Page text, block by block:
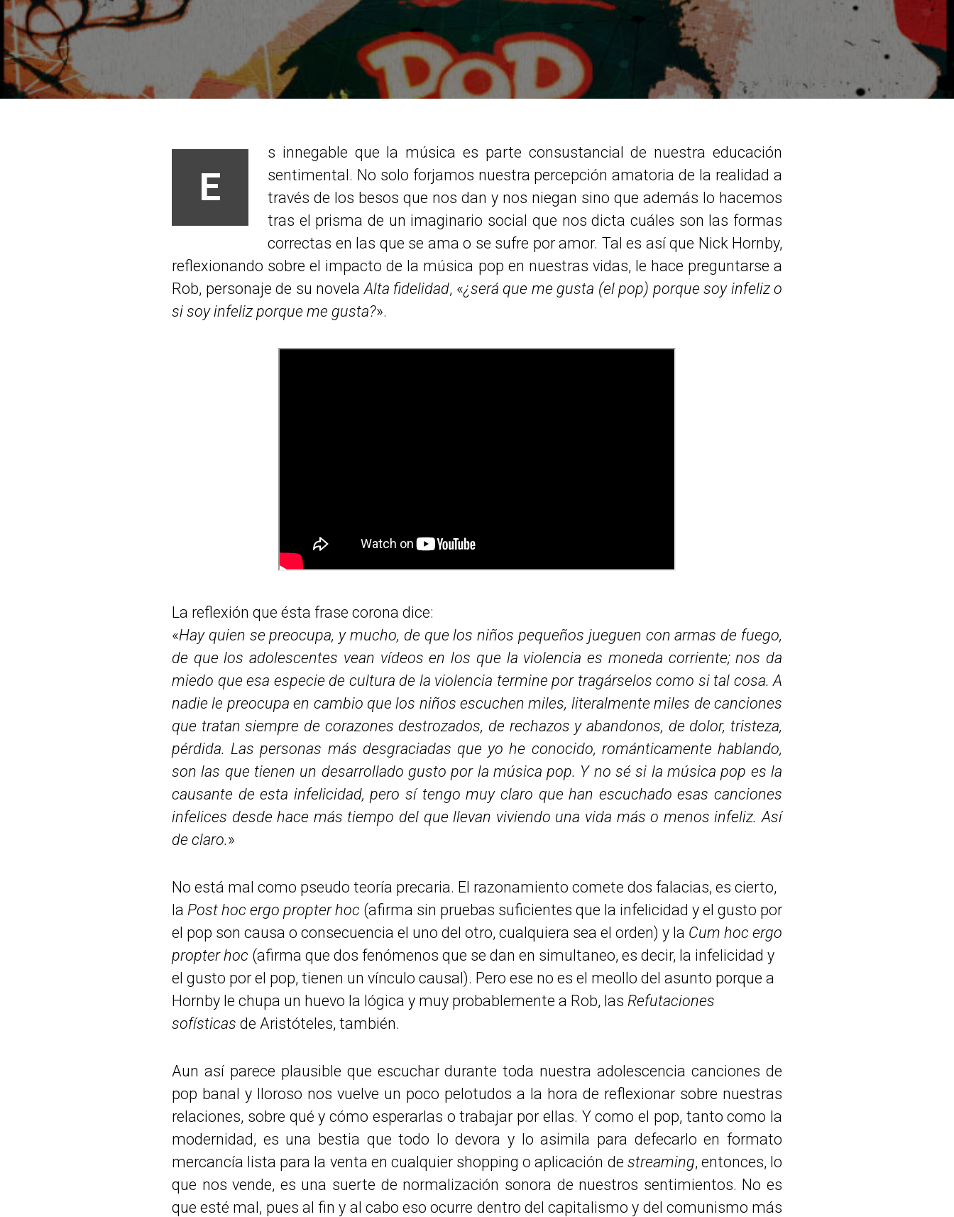
E
s innegable que la música es parte consustancial de nuestra educación
sentimental. No solo forjamos nuestra percepción amatoria de la realidad a
través de los besos que nos dan y nos niegan sino que además lo hacemos
tras el prisma de un imaginario social que nos dicta cuáles son las formas
correctas en las que se ama o se sufre por amor. Tal es así que Nick Hornby,
reflexionando sobre el impacto de la música pop en nuestras vidas, le hace preguntarse a
Rob, personaje de su novelaAlta fidelidad, «¿será que me gusta (el pop) porque soy infeliz o
si soy infeliz porque me gusta?».
La reflexión que ésta frase corona dice:
«Hay quien se preocupa, y mucho, de que los niños pequeños jueguen con armas de fuego,
de que los adolescentes vean vídeos en los que la violencia es moneda corriente; nos da
miedo que esa especie de cultura de la violencia termine por tragárselos como si tal cosa. A
nadie le preocupa en cambio que los niños escuchen miles, literalmente miles de canciones
que tratan siempre de corazones destrozados, de rechazos y abandonos, de dolor, tristeza,
pérdida. Las personas más desgraciadas que yo he conocido, románticamente hablando,
son las que tienen un desarrollado gusto por la música pop. Y no sé si la música pop es la
causante de esta infelicidad, pero sí tengo muy claro que han escuchado esas canciones
infelices desde hace más tiempo del que llevan viviendo una vida más o menos infeliz. Así
de claro.»
No está mal como pseudo teoría precaria. El razonamiento comete dos falacias, es cierto,
la Post hoc ergo propter hoc (afirma sin pruebas suficientes que la infelicidad y el gusto por
el pop son causa o consecuencia el uno del otro, cualquiera sea el orden) y la Cum hoc ergo
propter hoc (afirma que dos fenómenos que se dan en simultaneo, es decir, la infelicidad y
el gusto por el pop, tienen un vínculo causal). Pero ese no es el meollo del asunto porque a
Hornby le chupa un huevo la lógica y muy probablemente a Rob, las Refutaciones
sofísticas de Aristóteles, también.
Aun así parece plausible que escuchar durante toda nuestra adolescencia canciones de
pop banal y lloroso nos vuelve un poco pelotudos a la hora de reflexionar sobre nuestras
relaciones, sobre qué y cómo esperarlas o trabajar por ellas. Y como el pop, tanto como la
modernidad, es una bestia que todo lo devora y lo asimila para defecarlo en formato
mercancía lista para la venta en cualquier shopping o aplicación de streaming, entonces, lo
que nos vende, es una suerte de normalización sonora de nuestros sentimientos. No es
que esté mal, pues al fin y al cabo eso ocurre dentro del capitalismo y del comunismo más